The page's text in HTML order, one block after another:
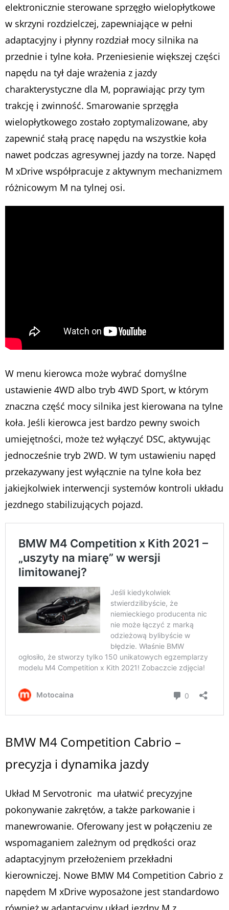
elektronicznie sterowane sprzęgło wielopłytkowe
w skrzyni rozdzielczej, zapewniające w pełni
adaptacyjny i płynny rozdział mocy silnika na
przednie i tylne koła. Przeniesienie większej części
napędu na tył daje wrażenia z jazdy
charakterystyczne dla M, poprawiając przy tym
trakcję i zwinność. Smarowanie sprzęgła
wielopłytkowego zostało zoptymalizowane, aby
zapewnić stałą pracę napędu na wszystkie koła
nawet podczas agresywnej jazdy na torze. Napęd
M xDrive współpracuje z aktywnym mechanizmem
różnicowym M na tylnej osi.
W menu kierowca może wybrać domyślne
ustawienie 4WD albo tryb 4WD Sport, w którym
znaczna część mocy silnika jest kierowana na tylne
koła. Jeśli kierowca jest bardzo pewny swoich
umiejętności, może też wyłączyć DSC, aktywując
jednocześnie tryb 2WD. W tym ustawieniu napęd
przekazywany jest wyłącznie na tylne koła bez
jakiejkolwiek interwencji systemów kontroli układu
jezdnego stabilizujących pojazd.
BMW M4 Competition Cabrio –
precyzja i dynamika jazdy
Układ M Servotronic ma ułatwić precyzyjne
pokonywanie zakrętów, a także parkowanie i
manewrowanie. Oferowany jest w połączeniu ze
wspomaganiem zależnym od prędkości oraz
adaptacyjnym przełożeniem przekładni
kierowniczej. Nowe BMW M4 Competition Cabrio z
napędem M xDrive wyposażone jest standardowo